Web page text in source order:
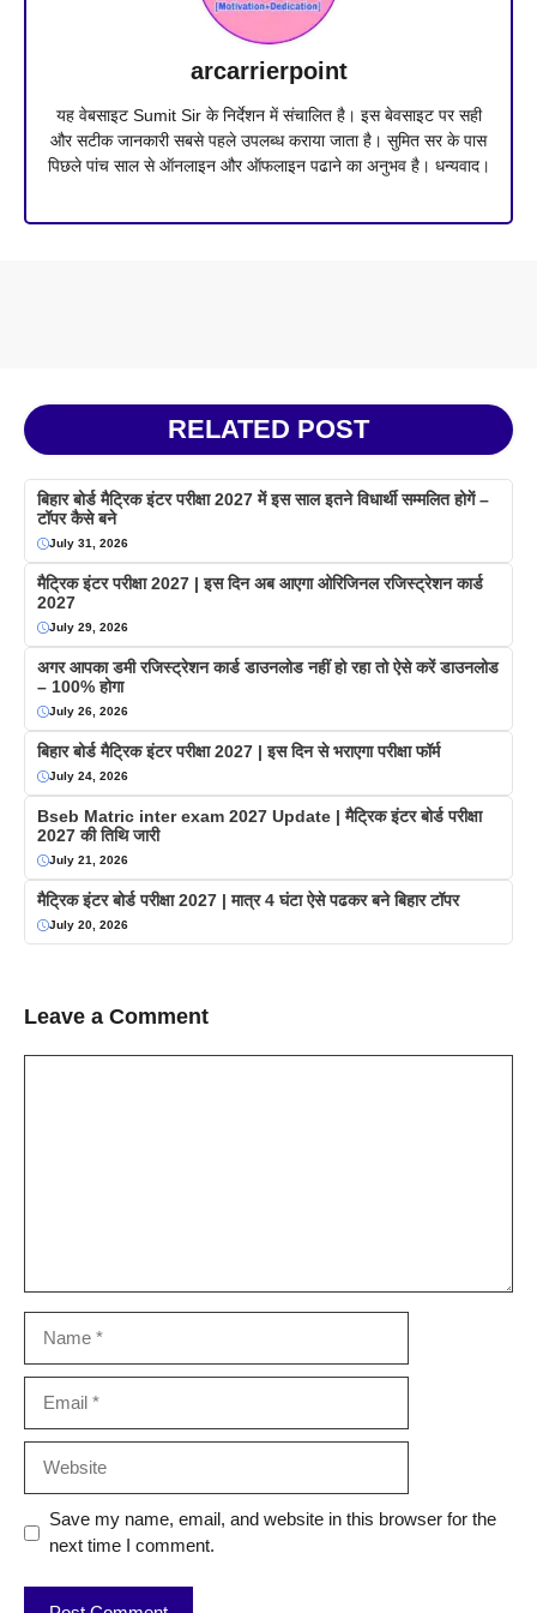
arcarrierpoint
यह वेबसाइट Sumit Sir के निर्देशन में संचालित है। इस बेवसाइट पर सही
और सटीक जानकारी सबसे पहले उपलब्ध कराया जाता है। सुमित सर के पास
पिछले पांच साल से ऑनलाइन और ऑफलाइन पढाने का अनुभव है। धन्यवाद।
RELATED POST
बिहार बोर्ड मैट्रिक इंटर परीक्षा 2027 में इस साल इतने विधार्थी सम्मलित होगें –
टॉपर कैसे बने
July 31, 2026
मैट्रिक इंटर परीक्षा 2027 | इस दिन अब आएगा ओरिजिनल रजिस्ट्रेशन कार्ड
2027
July 29, 2026
अगर आपका डमी रजिस्ट्रेशन कार्ड डाउनलोड नहीं हो रहा तो ऐसे करें डाउनलोड
– 100% होगा
July 26, 2026
बिहार बोर्ड मैट्रिक इंटर परीक्षा 2027 | इस दिन से भराएगा परीक्षा फॉर्म
July 24, 2026
Bseb Matric inter exam 2027 Update | मैट्रिक इंटर बोर्ड परीक्षा
2027 की तिथि जारी
July 21, 2026
मैट्रिक इंटर बोर्ड परीक्षा 2027 | मात्र 4 घंटा ऐसे पढकर बने बिहार टॉपर
July 20, 2026
Leave a Comment
Save my name, email, and website in this browser for the
next time I comment.